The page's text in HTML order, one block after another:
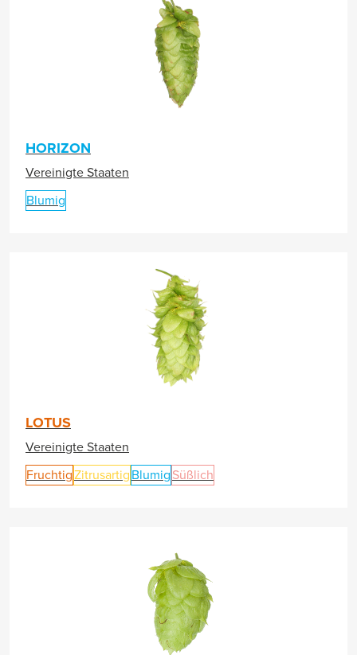
HORIZON
Vereinigte Staaten
Blumig
LOTUS
Vereinigte Staaten
FruchtigZitrusartig Blumig Süßlich